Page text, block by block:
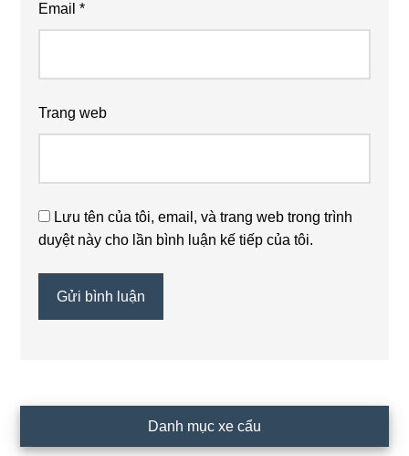
Email*
Trang web
Lưu tên của tôi, email, và trang web trong trình
duyệt này cho lần bình luận kế tiếp của tôi.
Danh mục xe cẩu